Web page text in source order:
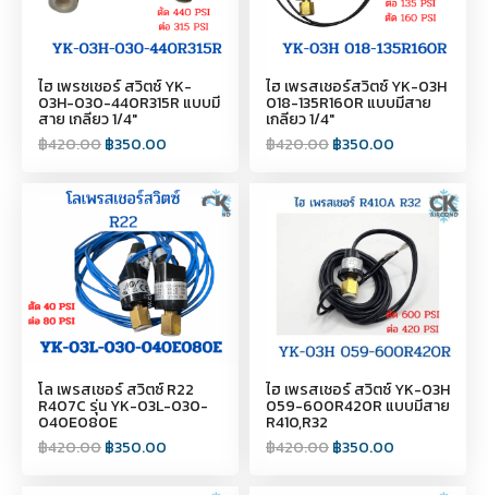
ไฮ เพรชเชอร์ สวิตซ์ YK-
03H-030-440R315R แบบมี
สาย เกลียว 1/4"
฿420.00฿350.00
ไฮ เพรสเชอร์สวิตซ์ YK-03H
018-135R160R แบบมีสาย
เกลียว 1/4"
฿420.00฿350.00
โล เพรสเชอร์ สวิตซ์ R22
R407C รุ่น YK-03L-030-
040E080E
฿420.00฿350.00
ไฮ เพรสเชอร์ สวิตซ์ YK-03H
059-600R420R แบบมีสาย
R410,R32
฿420.00฿350.00